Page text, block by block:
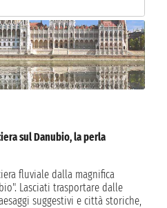
2026
VIENNA
2026DURNSTEIN
REGENSBURG
sul Danubio, la perla
fluviale dalla magnifica
Lasciati trasportare dalle
suggestivi e città storiche,